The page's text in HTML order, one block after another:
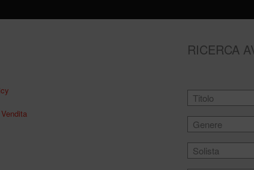
RICERCA
Titolo
Genere
Solista